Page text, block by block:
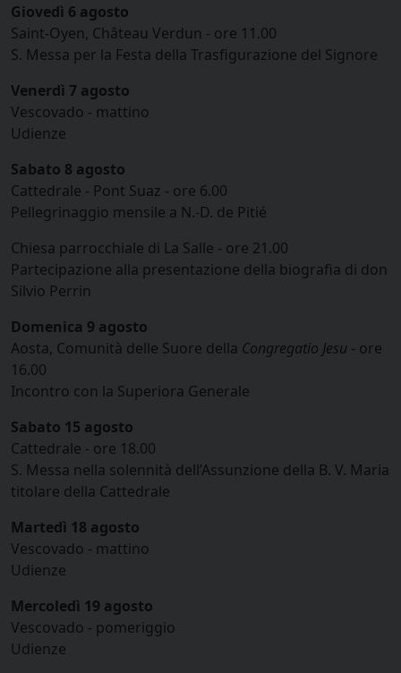
Giovedì 6 agosto
Saint-Oyen, Château Verdun - ore 11.00
S. Messa per la Festa della Trasfigurazione del Signore
Venerdì 7 agosto
Vescovado - mattino
Udienze
Sabato 8 agosto
Cattedrale - Pont Suaz - ore 6.00
Pellegrinaggio mensile a N.-D. de Pitié
Chiesa parrocchiale di La Salle - ore 21.00
Partecipazione alla presentazione della biografia di don
Silvio Perrin
Domenica 9 agosto
Aosta, Comunità delle Suore della Congregatio Jesu - ore
16.00
Incontro con la Superiora Generale
Sabato 15 agosto
Cattedrale - ore 18.00
S. Messa nella solennità dell’Assunzione della B. V. Maria
titolare della Cattedrale
Martedì 18 agosto
Vescovado - mattino
Udienze
Mercoledì 19 agosto
Vescovado - pomeriggio
Udienze